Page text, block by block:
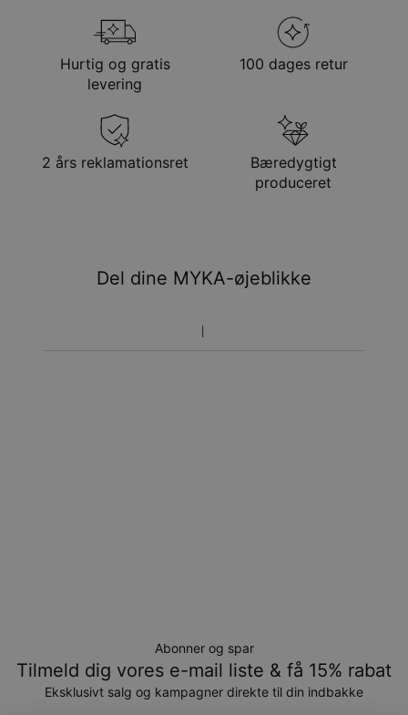
Hurtig og gratis
levering
100 dages retur
2 års reklamationsret
Bæredygtigt
produceret
Del dine MYKA-øjeblikke
Abonner og spar
Tilmeld dig vores e-mail liste & få 15% rabat
Eksklusivt salg og kampagner direkte til din indbakke